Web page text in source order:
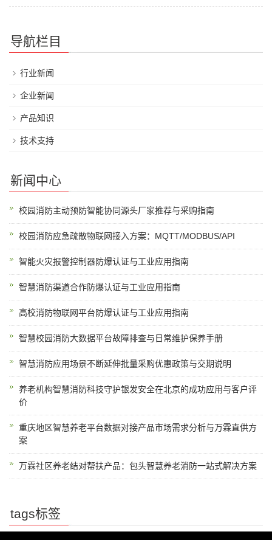
导航栏目
行业新闻
企业新闻
产品知识
技术支持
新闻中心
校园消防主动预防智能协同源头厂家推荐与采购指南
校园消防应急疏散物联网接入方案：MQTT/MODBUS/API
智能火灾报警控制器防爆认证与工业应用指南
智慧消防渠道合作防爆认证与工业应用指南
高校消防物联网平台防爆认证与工业应用指南
智慧校园消防大数据平台故障排查与日常维护保养手册
智慧消防应用场景不断延伸批量采购优惠政策与交期说明
养老机构智慧消防科技守护银发安全在北京的成功应用与客户评
价
重庆地区智慧养老平台数据对接产品市场需求分析与万霖直供方
案
万霖社区养老结对帮扶产品：包头智慧养老消防一站式解决方案
tags标签